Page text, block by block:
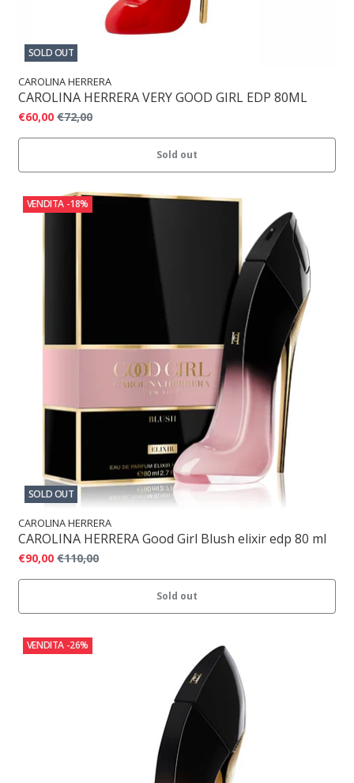
SOLD OUT
CAROLINA HERRERA
CAROLINA HERRERA VERY GOOD GIRL EDP 80ML
€60,00 €72,00
Sold out
VENDITA -18%
SOLD OUT
CAROLINA HERRERA
CAROLINA HERRERA Good Girl Blush elixir edp 80 ml
€90,00 €110,00
Sold out
VENDITA -26%